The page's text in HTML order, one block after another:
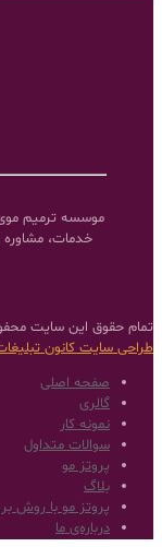
خدمات، مشاوره
تمام حقوق این سایت
طراحی سایتکانون
صفحه اصلی
گالری
نمونه کار
سوالات متداول
پروتز مو
بلاگ
پروتز مو با روش
درباره‌ی ما